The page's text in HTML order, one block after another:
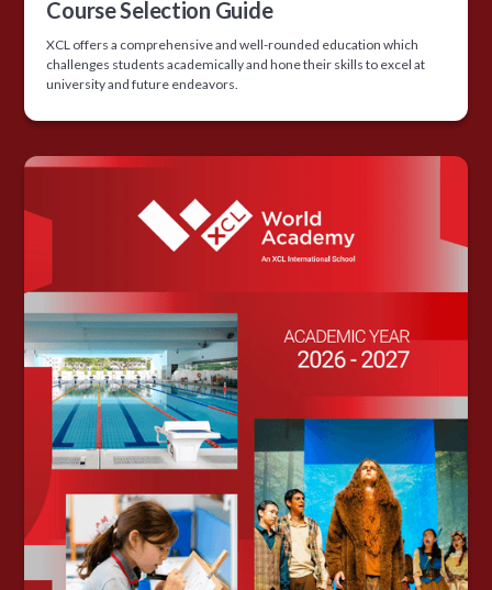
Course Selection Guide
XCL offers a comprehensive and well-rounded education which
challenges students academically and hone their skills to excel at
university and future endeavors.